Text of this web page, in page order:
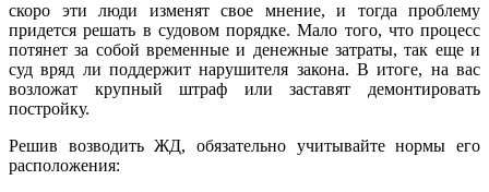
скоро эти люди изменят свое мнение, и тогда проблему
придется решать в судовом порядке. Мало того, что процесс
потянет за собой временные и денежные затраты, так еще и
суд вряд ли поддержит нарушителя закона. В итоге, на вас
возложат крупный штраф или заставят демонтировать
постройку.
Решив возводить ЖД, обязательно учитывайте нормы его
расположения: